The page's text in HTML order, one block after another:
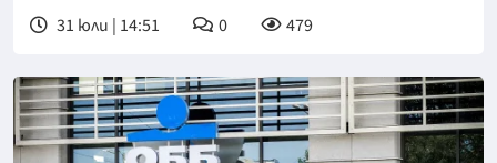
31 юли | 14:51 0 479